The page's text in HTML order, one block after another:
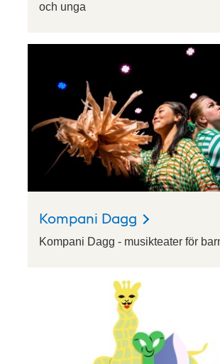
och unga
Kompani Dagg
Kompani Dagg - musikteater för